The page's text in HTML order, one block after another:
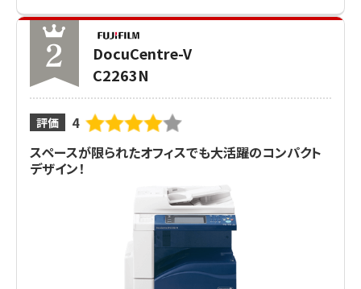
DocuCentre-V
C2263N
評価
4
スペースが限られたオフィスでも大活躍のコンパクト
デザイン！